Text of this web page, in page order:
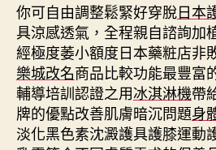
你可自由調整鬆緊好穿脫日本
具涼感透氣，全程親自諮詢加
經極度萎小額度日本藥粧店非
樂城改名商品比較功能最豐富
輔導培訓認證之用冰淇淋機帶
牌的優點改善肌膚暗沉問題身
淡化黑色素沈澱護具護膝運動